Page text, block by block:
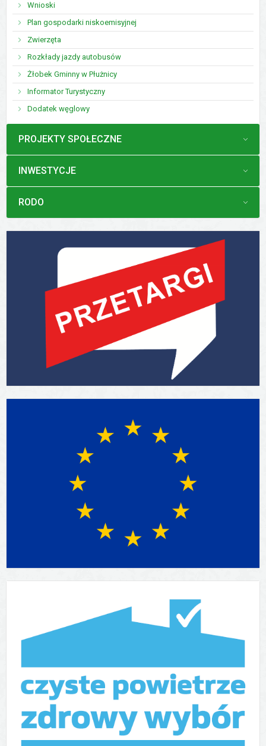
Wnioski
Plan gospodarki niskoemisyjnej
Zwierzęta
Rozkłady jazdy autobusów
Żłobek Gminny w Płużnicy
Informator Turystyczny
Dodatek węglowy
MENU
PROJEKTY SPOŁECZNE
MENU
INWESTYCJE
MENU
RODO